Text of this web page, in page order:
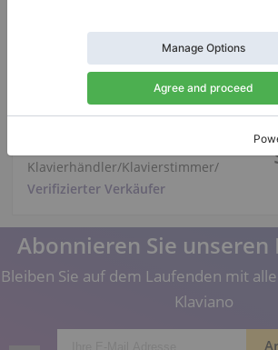
Yamaha DGC1 ENST – Disklavier-
5′3″
Vereinigtes
Klavierhändler/Klavierstimmer/
Verifizierter Verkäufer
Abonnieren Sie
Bleiben Sie auf dem Laufenden mit
Klaviano